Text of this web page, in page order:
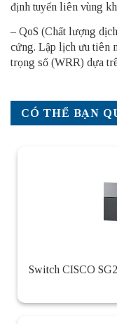
định tuyến liên vùng
– QoS (Chất lượng
cứng. Lập lịch ưu tiên
trọng số (WRR) dựa
CÓ THỂ BẠN
Switch CISCO